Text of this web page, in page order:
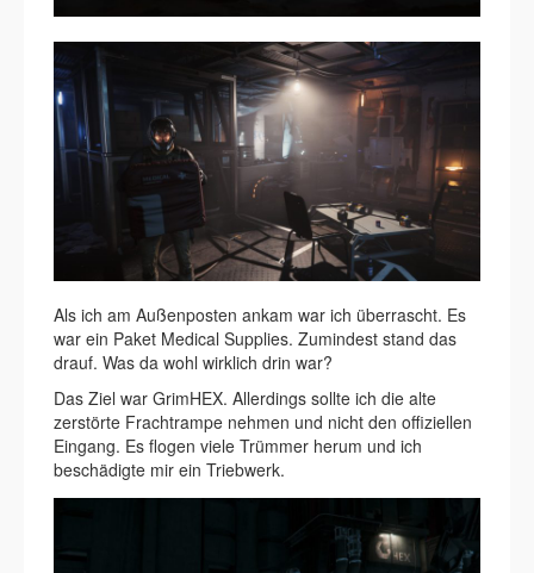
Als ich am Außenposten ankam war ich überrascht. Es
war ein Paket Medical Supplies. Zumindest stand das
drauf. Was da wohl wirklich drin war?
Das Ziel war GrimHEX. Allerdings sollte ich die alte
zerstörte Frachtrampe nehmen und nicht den offiziellen
Eingang. Es flogen viele Trümmer herum und ich
beschädigte mir ein Triebwerk.